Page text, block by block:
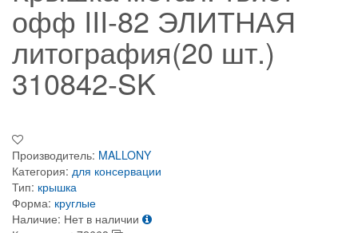
офф III-82 ЭЛИТНАЯ
литография(20 шт.)
310842-SK
Производитель: MALLONY
Категория: для консервации
Тип: крышка
Форма: круглые
Наличие: Нет в наличии